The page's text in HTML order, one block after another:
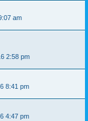
am
2:58 pm
8:41 pm
4:47 pm